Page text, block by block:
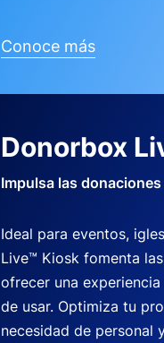
Conoce más
Donorbox
Impulsa las
Ideal para eventos,
Live™ Kiosk fomenta
ofrecer una
de usar. Optimiza tu
necesidad de personal